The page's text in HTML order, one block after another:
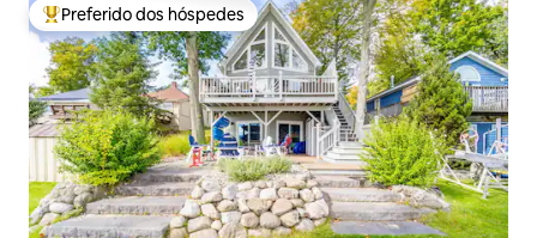
Entre os melhores preferidos dos hóspedes
Preferido dos hóspedes